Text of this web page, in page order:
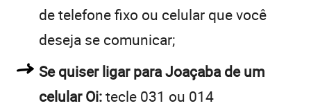
de telefone fixo ou celular que você
deseja se comunicar;
Se quiser ligar para Joaçaba de um
celular Oi:tecle 031 ou 014